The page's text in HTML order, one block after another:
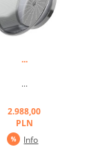
...
...
2.988,00
PLN
Info